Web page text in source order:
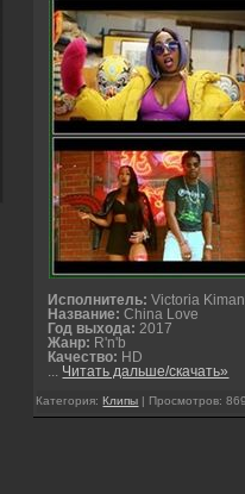
Исполнитель: Victoria
Название: China Love
Год выхода: 2017
Жанр: R'n'b
Качество: HD
Читать дальше/скачать»
Категория:Клипы | Просмотров: